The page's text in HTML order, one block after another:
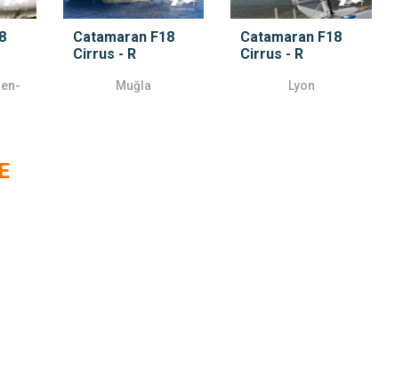
Catamaran F18
Cirrus - R
Muğla
Catamaran F18
Cirrus - R
Lyon